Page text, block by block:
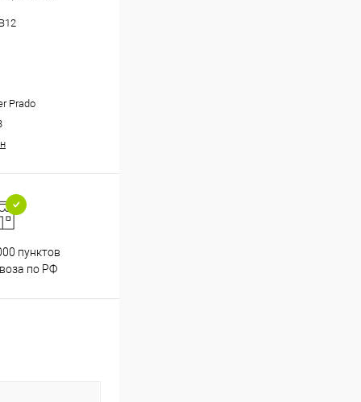
Prado
пунктов
по РФ